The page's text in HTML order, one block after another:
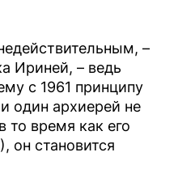
–
Ириней, – ведь
с 1961 принципу
один архиерей не
то время как его
он становится